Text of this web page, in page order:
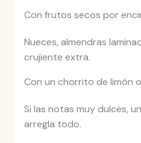
Con frutos secos por
Nueces, almendras
crujiente extra.
Con un chorrito de limón
Si las notas muy dulces,
arregla todo.